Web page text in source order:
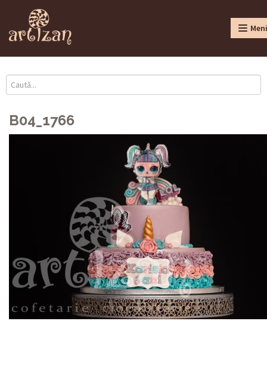
B04_1766